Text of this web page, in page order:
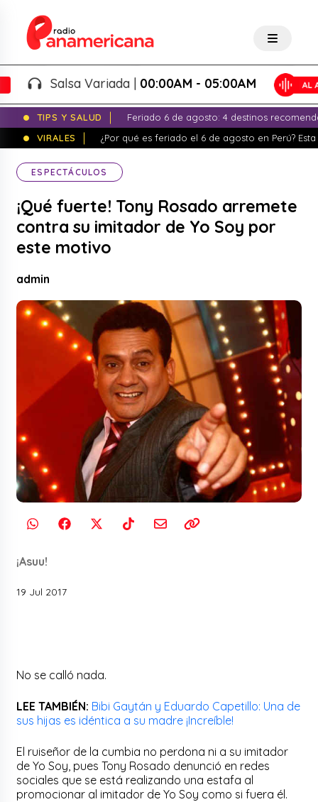
Salsa Variada |00:00AM - 05:00AM
TIPS Y SALUD
Feriado 6 de agosto: 4 destinos
VIRALES
¿Por qué es feriado el 6 de agosto en Perú?
ESPECTÁCULOS
¡Qué fuerte! Tony Rosado arremete
contra su imitador de Yo Soy por
este motivo
admin
¡Asuu!
19 Jul 2017
No se calló nada.
LEE TAMBIÉN: Bibi Gaytán y Eduardo Capetillo: Una de
sus hijas es idéntica a su madre ¡Increíble!
El ruiseñor de la cumbia no perdona ni a su imitador
de Yo Soy, pues Tony Rosado denunció en redes
sociales que se está realizando una estafa al
promocionar al imitador de Yo Soy como si fuera él.